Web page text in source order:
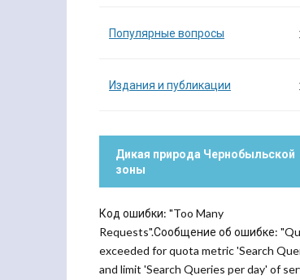
Популярные вопросы
Издания и публикации
Дикая природа Чернобыльской
зоны
Код ошибки: "Too Many
Requests".Сообщение об ошибке:
exceeded for quota metric 'Search
and limit 'Search Queries per day' of